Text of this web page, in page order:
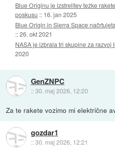
Blue Originu je izstrelitev težke
poskusu :: 16. jan 2025
Blue Origin in Sierra Space
::26. okt 2021
NASA je izbrala tri skupine za
2020
GenZNPC
::30. maj 2026, 12:20
Za te rakete vozimo mi električne
gozdar1
::30. maj 2026, 12:21